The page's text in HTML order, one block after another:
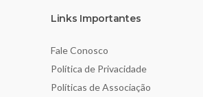
Links Importantes
Fale Conosco
Política de Privacidade
Políticas de Associação